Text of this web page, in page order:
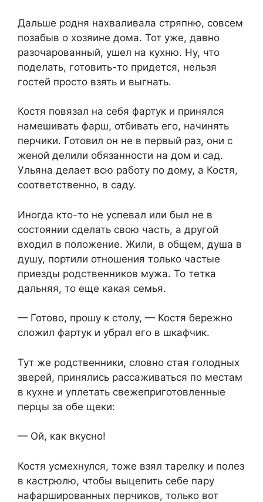
Дальше родня нахваливала стряпню, совсем
позабыв о хозяине дома. Тот уже, давно
разочарованный, ушел на кухню. Ну, что
поделать, готовить-то придется, нельзя
гостей просто взять и выгнать.
Костя повязал на себя фартук и принялся
намешивать фарш, отбивать его, начинять
перчики. Готовил он не в первый раз, они с
женой делили обязанности на дом и сад.
Ульяна делает всю работу по дому, а Костя,
соответственно, в саду.
Иногда кто-то не успевал или был не в
состоянии сделать свою часть, а другой
входил в положение. Жили, в общем, душа в
душу, портили отношения только частые
приезды родственников мужа. То тетка
дальняя, то еще какая семья.
— Готово, прошу к столу, — Костя бережно
сложил фартук и убрал его в шкафчик.
Тут же родственники, словно стая голодных
зверей, принялись рассаживаться по местам
в кухне и уплетать свежеприготовленные
перцы за обе щеки:
— Ой, как вкусно!
Костя усмехнулся, тоже взял тарелку и полез
в кастрюлю, чтобы выцепить себе пару
нафаршированных перчиков, только вот